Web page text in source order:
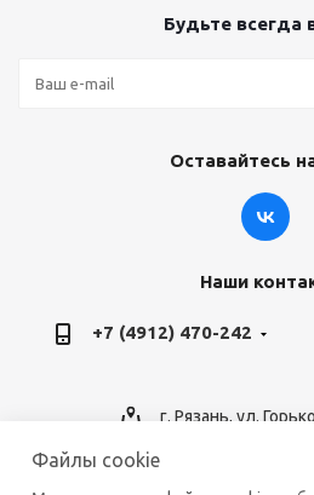
Будьте всегда
Оставайтесь
Наши
+7 (4912) 470-242
г. Рязань, ул.
Файлы cookie